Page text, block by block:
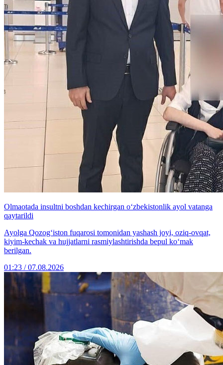
Olmaotada insultni boshdan kechirgan o‘zbekistonlik ayol vatanga
qaytarildi
Ayolga Qozog‘iston fuqarosi tomonidan yashash joyi, oziq-ovqat,
kiyim-kechak va hujjatlarni rasmiylashtirishda bepul ko‘mak
berilgan.
01:23 / 07.08.2026